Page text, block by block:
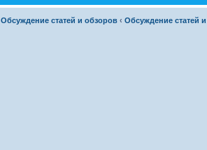
Обсуждение статей и обзоров ‹ Обсуждение статей